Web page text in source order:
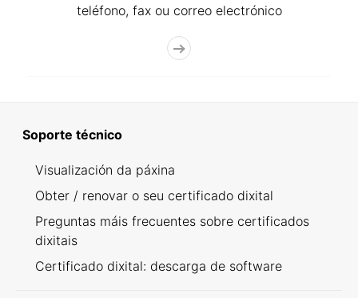
teléfono, fax ou correo electrónico
Soporte técnico
Visualización da páxina
Obter / renovar o seu certificado dixital
Preguntas máis frecuentes sobre certificados
dixitais
Certificado dixital: descarga de software